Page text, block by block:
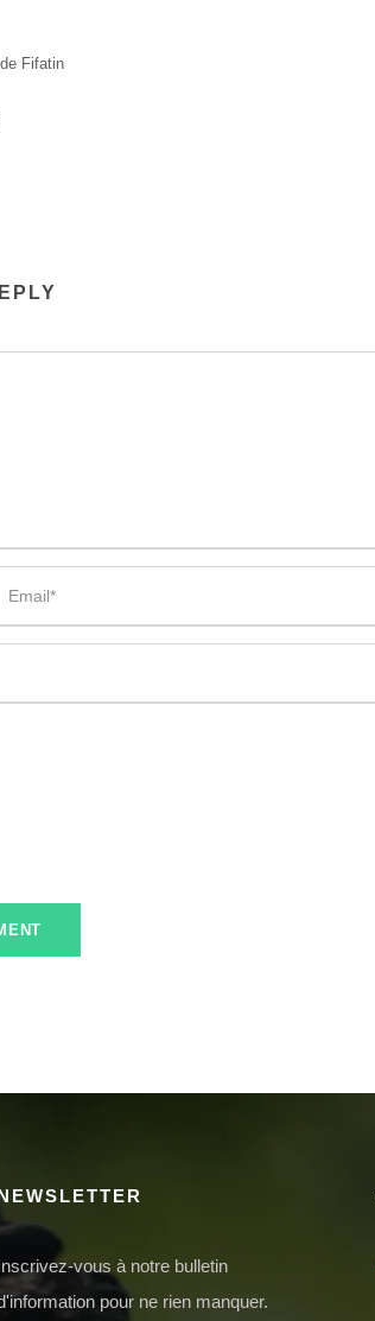
Fifatin
vous à notre bulletin
pour ne rien manquer.